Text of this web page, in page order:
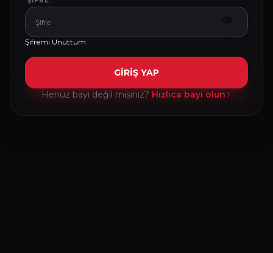
Şifremi Unuttum
GİRİŞ YAP
Henüz bayi değil misiniz?Hızlıca bayi olun